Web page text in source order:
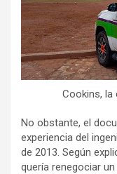
Cookins, la
No obstante, el
experiencia del
de 2013. Según
quería renegociar